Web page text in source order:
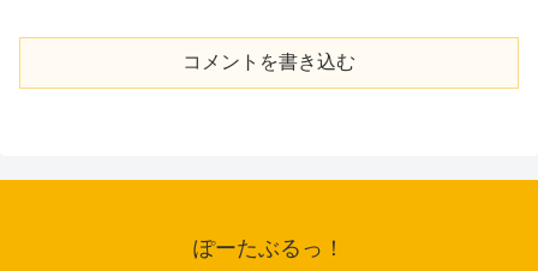
コメントを書き込む
ぽーたぶるっ！